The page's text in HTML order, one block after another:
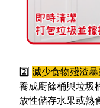
2️ 減少食物殘渣暴
養成廚餘桶與垃圾
放性儲存水果或熟